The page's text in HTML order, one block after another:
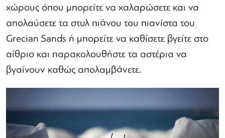
χώρους όπου μπορείτε να χαλαρώσετε και να
απολαύσετε τα στυλ πιάνου του πιανίστα του
Grecian Sands ή μπορείτε να καθίσετε βγείτε στο
αίθριο και παρακολουθήστε τα αστέρια να
βγαίνουν καθώς απολαμβάνετε.